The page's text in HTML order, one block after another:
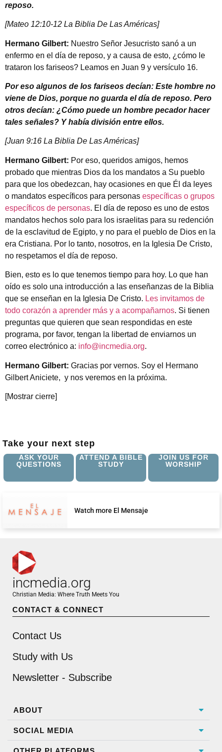
reposo.
[Mateo 12:10-12 La Biblia De Las Américas]
Hermano Gilbert: Nuestro Señor Jesucristo sanó a un
enfermo en el día de reposo, y a causa de esto, ¿cómo le
trataron los fariseos? Leamos en Juan 9 y versículo 16.
Por eso algunos de los fariseos decían: Este hombre no
viene de Dios, porque no guarda el día de reposo. Pero
otros decían: ¿Cómo puede un hombre pecador hacer
tales señales? Y había división entre ellos.
[Juan 9:16 La Biblia De Las Américas]
Hermano Gilbert: Por eso, queridos amigos, hemos
probado que mientras Dios da los mandatos a Su pueblo
para que los obedezcan, hay ocasiones en que Él da leyes
o mandatos específicos para personas específicas o grupos
específicos de personas. El día de reposo es uno de estos
mandatos hechos solo para los israelitas para su redención
de la esclavitud de Egipto, y no para el pueblo de Dios en la
era Cristiana. Por lo tanto, nosotros, en la Iglesia De Cristo,
no respetamos el día de reposo.
Bien, esto es lo que tenemos tiempo para hoy. Lo que han
oído es solo una introducción a las enseñanzas de la Biblia
que se enseñan en la Iglesia De Cristo. Les invitamos de
todo corazón a aprender más y a acompañarnos. Si tienen
preguntas que quieren que sean respondidas en este
programa, por favor, tengan la libertad de enviarnos un
correo electrónico a: info@incmedia.org.
Hermano Gilbert: Gracias por vernos. Soy el Hermano
Gilbert Aniciete, y nos veremos en la próxima.
[Mostrar cierre]
Take your next step
ASK YOUR
QUESTIONS
ATTEND A BIBLE
STUDY
JOIN US FOR
WORSHIP
Watch more El Mensaje
incmedia.org
Christian Media: Where Truth Meets You
CONTACT & CONNECT
Contact Us
Study with Us
Newsletter - Subscribe
ABOUT
SOCIAL MEDIA